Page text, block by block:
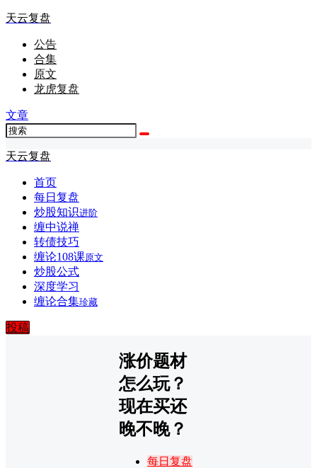
天云复盘
公告
合集
原文
龙虎复盘
文章
天云复盘
首页
每日复盘
炒股知识进阶
缠中说禅
转债技巧
缠论108课原文
炒股公式
深度学习
缠论合集珍藏
投稿
涨价题材
怎么玩？
现在买还
晚不晚？
每日复盘